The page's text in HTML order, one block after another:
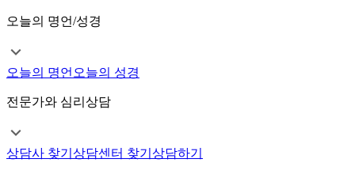
오늘의 명언/성경
오늘의 명언 오늘의 성경
전문가와 심리상담
상담사 찾기 상담센터 찾기 상담하기